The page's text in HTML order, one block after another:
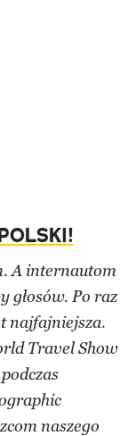
A internautom
głosów. Po raz
najfajniejsza.
Travel Show
naszego